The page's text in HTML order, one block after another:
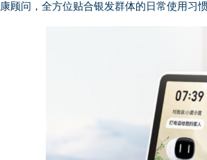
康顾问，全方位贴合银发群体的日常使用习